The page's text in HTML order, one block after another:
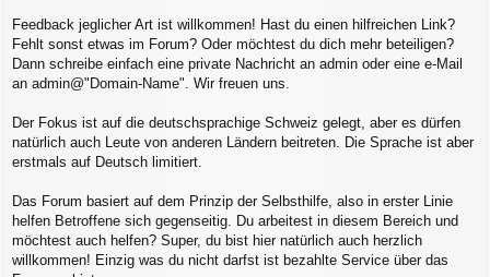
Feedback jeglicher Art ist willkommen! Hast du einen hilfreichen Link?
Fehlt sonst etwas im Forum? Oder möchtest du dich mehr beteiligen?
Dann schreibe einfach eine private Nachricht an admin oder eine e-Mail
an admin@"Domain-Name". Wir freuen uns.
Der Fokus ist auf die deutschsprachige Schweiz gelegt, aber es dürfen
natürlich auch Leute von anderen Ländern beitreten. Die Sprache ist aber
erstmals auf Deutsch limitiert.
Das Forum basiert auf dem Prinzip der Selbsthilfe, also in erster Linie
helfen Betroffene sich gegenseitig. Du arbeitest in diesem Bereich und
möchtest auch helfen? Super, du bist hier natürlich auch herzlich
willkommen! Einzig was du nicht darfst ist bezahlte Service über das